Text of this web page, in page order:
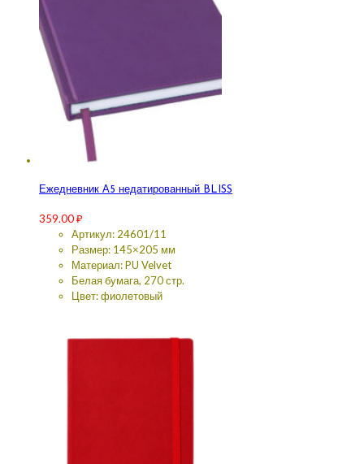
Ежедневник А5 недатированный BLISS
359.00₽
Артикул: 24601/11
Размер: 145×205 мм
Материал: PU Velvet
Белая бумага, 270 стр.
Цвет: фиолетовый